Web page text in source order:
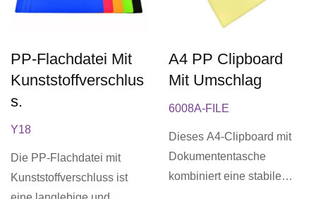
PP-Flachdatei Mit
Kunststoffverschlus
S.
Y18
Die PP-Flachdatei mit
Kunststoffverschluss ist
A4 PP Clipboard
Mit Umschlag
6008A-FILE
Dieses A4-Clipboard mit
Dokumententasche
kombiniert eine stabile